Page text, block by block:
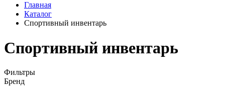
Главная
Каталог
Спортивный инвентарь
Спортивный инвентарь
Фильтры
Бренд